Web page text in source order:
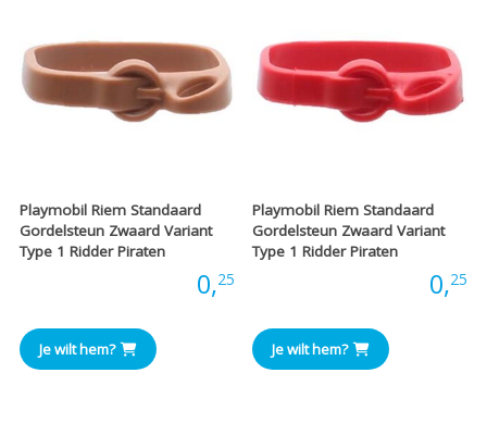
Playmobil Riem Standaard
Gordelsteun Zwaard Variant
Type 1 Ridder Piraten
0,25
Je wilt hem?
Playmobil Riem Standaard
Gordelsteun Zwaard Variant
Type 1 Ridder Piraten
0,25
Je wilt hem?